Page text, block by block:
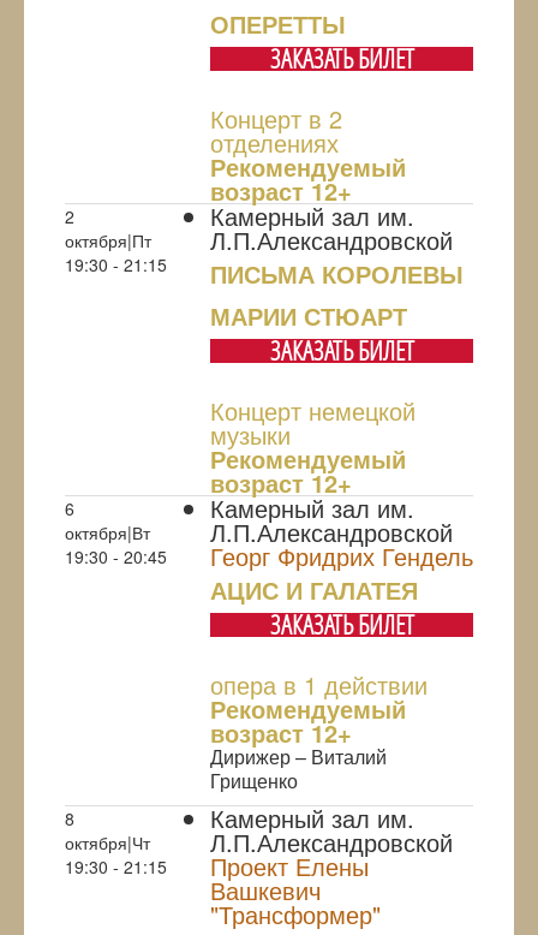
ОПЕРЕТТЫ
ЗАКАЗАТЬ БИЛЕТ
Концерт в 2
отделениях
Рекомендуемый
возраст 12+
2
октября|Пт
19:30 - 21:15
Камерный зал им.
Л.П.Александровской
ПИСЬМА КОРОЛЕВЫ
МАРИИ СТЮАРТ
ЗАКАЗАТЬ БИЛЕТ
Концерт немецкой
музыки
Рекомендуемый
возраст 12+
6
октября|Вт
19:30 - 20:45
Камерный зал им.
Л.П.Александровской
Георг Фридрих Гендель
АЦИС И ГАЛАТЕЯ
ЗАКАЗАТЬ БИЛЕТ
опера в 1 действии
Рекомендуемый
возраст 12+
Дирижер – Виталий
Грищенко
8
октября|Чт
19:30 - 21:15
Камерный зал им.
Л.П.Александровской
Проект Елены
Вашкевич
"Трансформер"